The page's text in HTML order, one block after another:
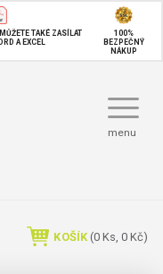
TAKÉ ZASÍLAT
A EXCEL
100%
BEZPEČNÝ
NÁKUP
menu
KOŠÍK (0 Ks, 0 Kč)